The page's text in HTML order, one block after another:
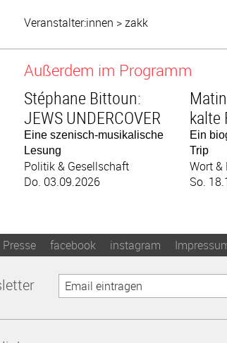
Veranstalter:innen > zakk
Außerdem im Programm
Stéphane Bittoun:
JEWS UNDERCOVER
Eine szenisch-musikalische
Lesung
Politik & Gesellschaft
Do. 03.09.2026
kalte
Ein
Trip
Wort &
So.
Presse facebook instagram